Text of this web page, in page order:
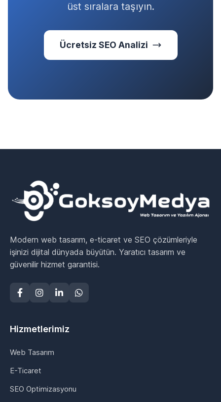
üst sıralara taşıyın.
Ücretsiz SEO Analizi
Modern web tasarım, e-ticaret ve SEO çözümleriyle
işinizi dijital dünyada büyütün. Yaratıcı tasarım ve
güvenilir hizmet garantisi.
Hizmetlerimiz
Web Tasarım
E-Ticaret
SEO Optimizasyonu